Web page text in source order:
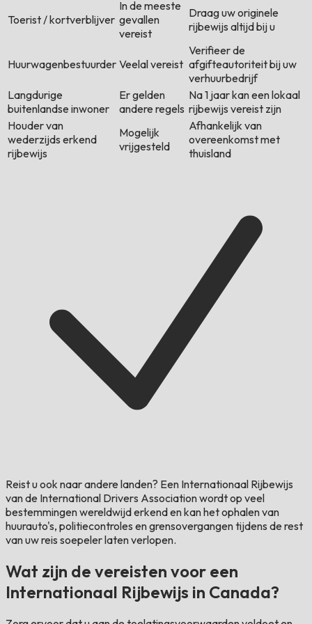
Toerist / kortverblijver
In de meeste
gevallen
vereist
Draag uw originele
rijbewijs altijd bij u
Huurwagenbestuurder Veelal vereist
Verifieer de
afgifteautoriteit bij uw
verhuurbedrijf
Langdurige
buitenlandse inwoner
Er gelden
andere regels
Na 1 jaar kan een lokaal
rijbewijs vereist zijn
Houder van
wederzijds erkend
rijbewijs
Mogelijk
vrijgesteld
Afhankelijk van
overeenkomst met
thuisland
Reist u ook naar andere landen? Een Internationaal Rijbewijs
van de International Drivers Association wordt op veel
bestemmingen wereldwijd erkend en kan het ophalen van
huurauto's, politiecontroles en grensovergangen tijdens de rest
van uw reis soepeler laten verlopen.
Wat zijn de vereisten voor een
Internationaal Rijbewijs in Canada?